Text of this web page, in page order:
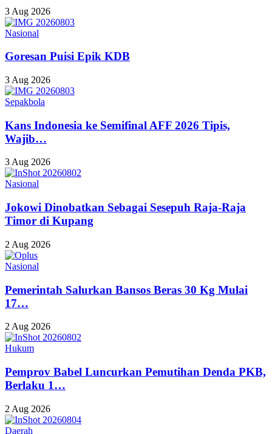
3 Aug 2026
Nasional
Goresan Puisi Epik KDB
3 Aug 2026
Sepakbola
Kans Indonesia ke Semifinal AFF 2026 Tipis,
Wajib…
3 Aug 2026
Nasional
Jokowi Dinobatkan Sebagai Sesepuh Raja-Raja
Timor di Kupang
2 Aug 2026
Nasional
Pemerintah Salurkan Bansos Beras 30 Kg Mulai
17…
2 Aug 2026
Hukum
Pemprov Babel Luncurkan Pemutihan Denda PKB,
Berlaku 1…
2 Aug 2026
Daerah